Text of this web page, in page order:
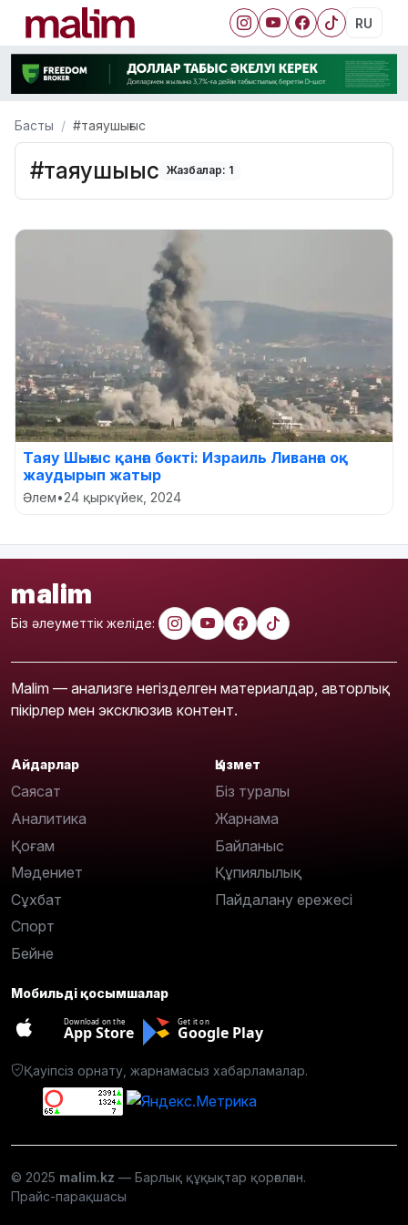
RU
Басты #таяушығыс
#таяушығыс Жазбалар: 1
Таяу Шығыс қанға бөкті: Израиль Ливанға оқ
жаудырып жатыр
Әлем•24 қыркүйек, 2024
malim
Біз әлеуметтік желіде:
Malim — анализге негізделген материалдар, авторлық
пікірлер мен эксклюзив контент.
Айдарлар
Саясат
Аналитика
Қоғам
Мәдениет
Сұхбат
Спорт
Бейне
Қызмет
Біз туралы
Жарнама
Байланыс
Құпиялылық
Пайдалану ережесі
Мобильді қосымшалар
Download on the
App Store
Get it on
Google Play
Қауіпсіз орнату, жарнамасыз хабарламалар.
© 2025 malim.kz — Барлық құқықтар қорғалған.
Прайс-парақшасы